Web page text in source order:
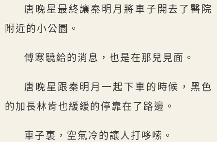
唐晚星最終讓秦明月將車子開去了醫院
附近的小公園。
傅寒驍給的消息，也是在那兒見面。
唐晚星跟秦明月一起下車的時候，黑色
的加長林肯也緩緩的停靠在了路邊。
車子裏，空氣冷的讓人打哆嗦。